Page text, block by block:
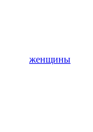
женщины